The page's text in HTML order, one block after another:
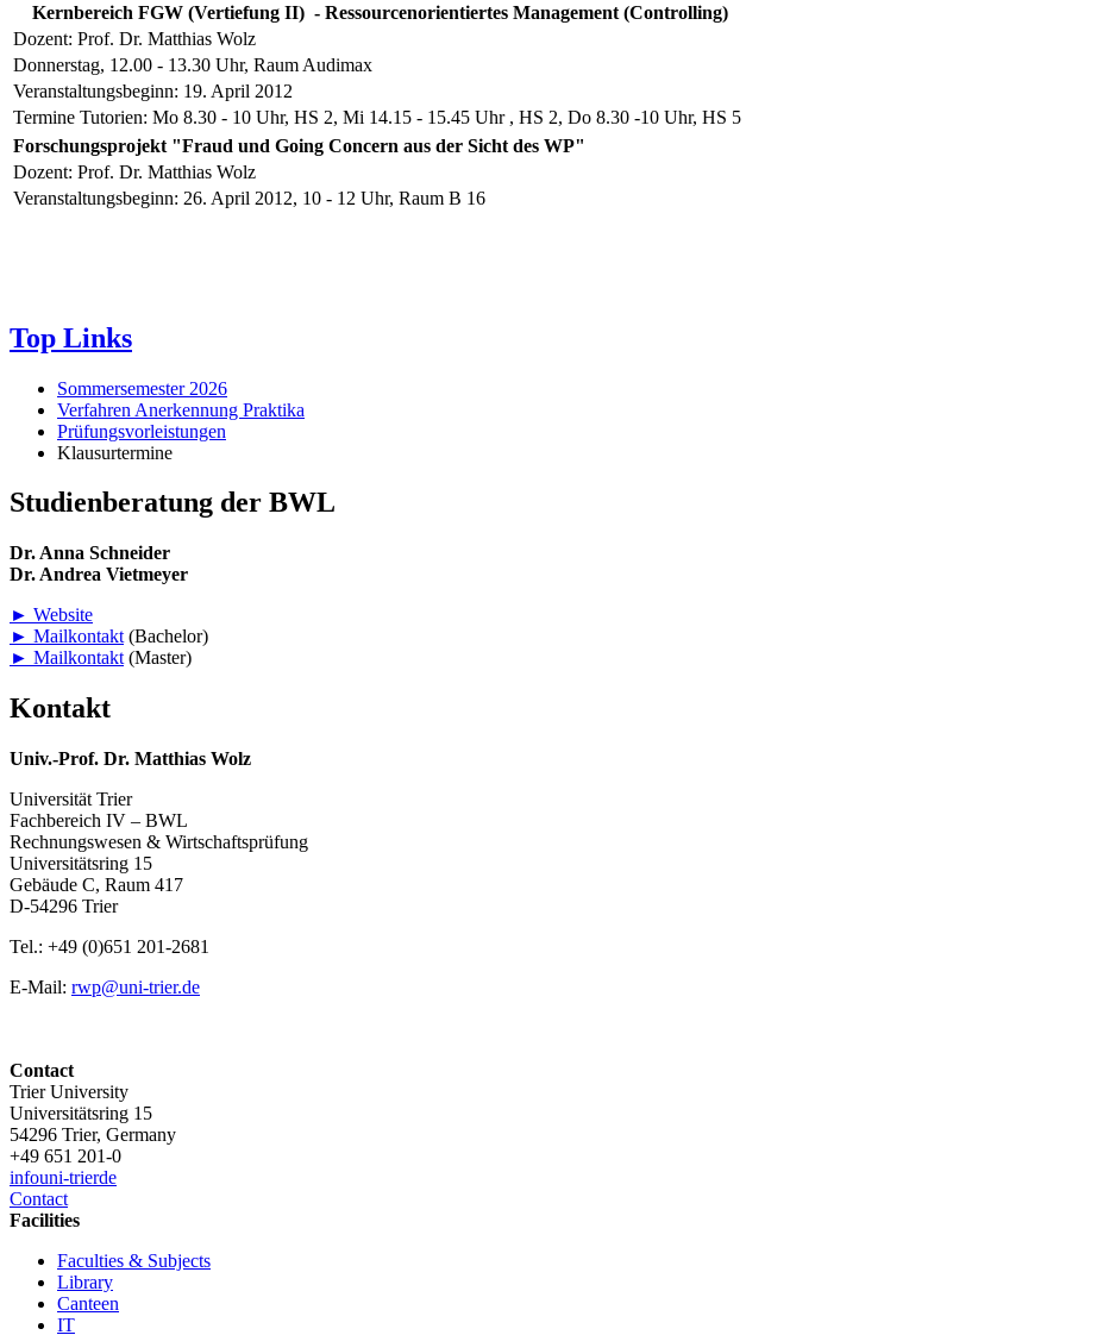
Kernbereich FGW (Vertiefung II) - Ressourcenorientiertes Management (Controlling)
Dozent: Prof. Dr. Matthias Wolz
Donnerstag, 12.00 - 13.30 Uhr, Raum Audimax
Veranstaltungsbeginn: 19. April 2012
Termine Tutorien: Mo 8.30 - 10 Uhr, HS 2, Mi 14.15 - 15.45 Uhr , HS 2, Do 8.30 -10 Uhr, HS 5
Forschungsprojekt "Fraud und Going Concern aus der Sicht des WP"
Dozent: Prof. Dr. Matthias Wolz
Veranstaltungsbeginn: 26. April 2012, 10 - 12 Uhr, Raum B 16
Top Links
Sommersemester 2026
Verfahren Anerkennung Praktika
Prüfungsvorleistungen
Klausurtermine
Studienberatung der BWL
Dr. Anna Schneider
Dr. Andrea Vietmeyer
► Website
► Mailkontakt (Bachelor)
► Mailkontakt (Master)
Kontakt
Univ.-Prof. Dr. Matthias Wolz
Universität Trier
Fachbereich IV – BWL
Rechnungswesen & Wirtschaftsprüfung
Universitätsring 15
Gebäude C, Raum 417
D-54296 Trier
Tel.: +49 (0)651 201-2681
E-Mail: rwp@uni-trier.de
Contact
Trier University
Universitätsring 15
54296 Trier, Germany
+49 651 201-0
infouni-trierde
Contact
Facilities
Faculties & Subjects
Library
Canteen
IT